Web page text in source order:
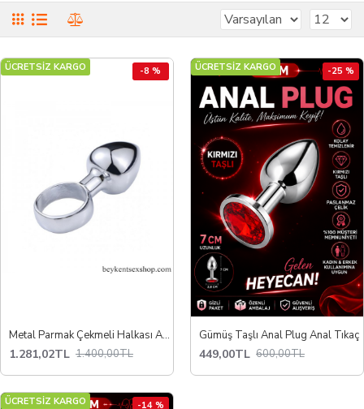
ÜCRETSİZ KARGO -8 %
Metal Parmak Çekmeli Halkası Anal Plug Seti
1.281,02TL 1.400,00TL
ÜCRETSİZ KARGO -25 %
Gümüş Taşlı Anal Plug Anal Tıkaç
449,00TL 600,00TL
ÜCRETSİZ KARGO -14 %